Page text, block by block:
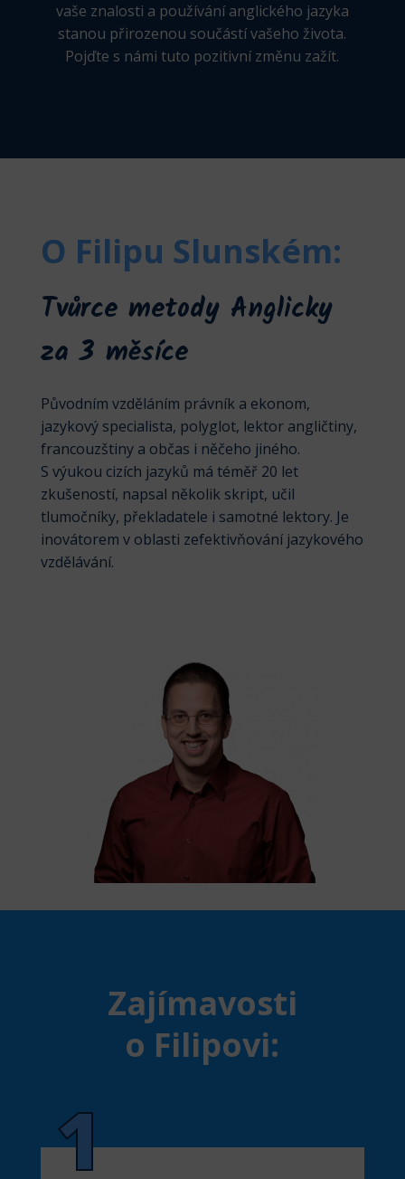
vaše znalosti a používání anglického jazyka
stanou přirozenou součástí vašeho života.
Pojďte s námi tuto pozitivní změnu zažít.
O Filipu Slunském:
Tvůrce metody Anglicky
za 3 měsíce
Původním vzděláním právník a ekonom,
jazykový specialista, polyglot, lektor angličtiny,
francouzštiny a občas i něčeho jiného.
S výukou cizích jazyků má téměř 20 let
zkušeností, napsal několik skript, učil
tlumočníky, překladatele i samotné lektory. Je
inovátorem v oblasti zefektivňování jazykového
vzdělávání.
Zajímavosti
o Filipovi:
1